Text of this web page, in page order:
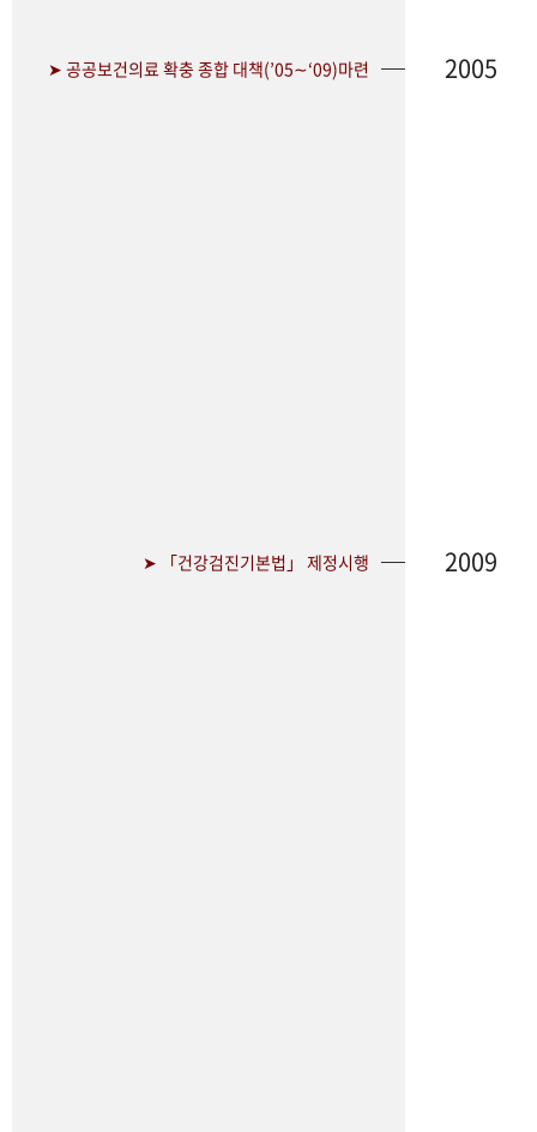
➤ 공공보건의료 확충 종합 대책(’05∼‘09)마련 2005
➤ 「건강검진기본법」 제정시행 2009